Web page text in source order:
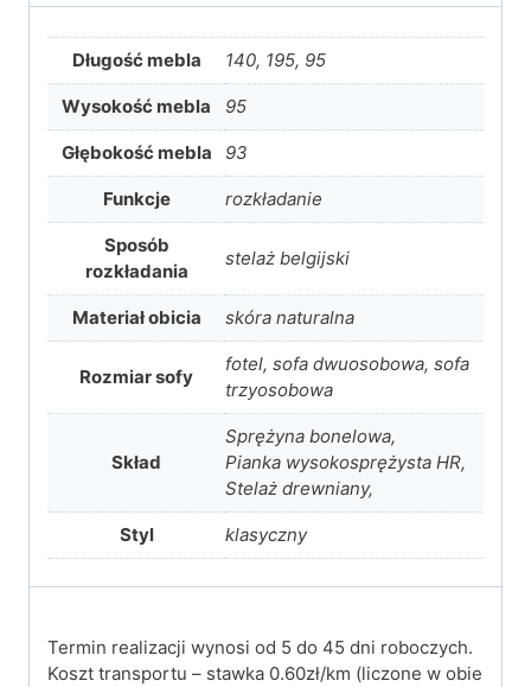
Długość mebla 140, 195, 95
Wysokość mebla 95
Głębokość mebla 93
Funkcje rozkładanie
Sposób
rozkładania
stelaż belgijski
Materiał obicia skóra naturalna
Rozmiar sofy
fotel, sofa dwuosobowa, sofa
trzyosobowa
Skład
Sprężyna bonelowa,
Pianka wysokosprężysta HR,
Stelaż drewniany,
Styl klasyczny
Termin realizacji wynosi od 5 do 45 dni roboczych.
Koszt transportu – stawka 0.60zł/km (liczone w obie